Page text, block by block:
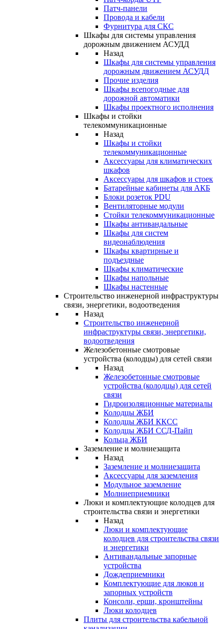
Патч-панели
Провода и кабели
Фурнитура для СКС
Шкафы для системы управления
дорожным движением АСУДД
Назад
Шкафы для системы управления
дорожным движением АСУДД
Прочие изделия
Шкафы всепогодные для
дорожной автоматики
Шкафы проектного исполнения
Шкафы и стойки
телекоммуникационные
Назад
Шкафы и стойки
телекоммуникационные
Аксессуары для климатических
шкафов
Аксессуары для шкафов и стоек
Батарейные кабинеты для АКБ
Блоки розеток PDU
Вентиляторные модули
Стойки телекоммуникационные
Шкафы антивандальные
Шкафы для систем
видеонаблюдения
Шкафы квартирные и
подъездные
Шкафы климатические
Шкафы напольные
Шкафы настенные
Строительство инженерной инфраструктуры
связи, энергетики, водоотведения
Назад
Строительство инженерной
инфраструктуры связи, энергетики,
водоотведения
Железобетонные смотровые
устройства (колодцы) для сетей связи
Назад
Железобетонные смотровые
устройства (колодцы) для сетей
связи
Гидроизоляционные материалы
Колодцы ЖБИ
Колодцы ЖБИ ККСС
Колодцы ЖБИ ССД-Пайп
Кольца ЖБИ
Заземление и молниезащита
Назад
Заземление и молниезащита
Аксессуары для заземления
Модульное заземление
Молниеприемники
Люки и комплектующие колодцев для
строительства связи и энергетики
Назад
Люки и комплектующие
колодцев для строительства связи
и энергетики
Антивандальные запорные
устройства
Дождеприемники
Комплектующие для люков и
запорных устройств
Консоли, ерши, кронштейны
Люки колодцев
Плиты для строительства кабельной